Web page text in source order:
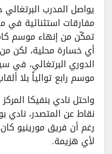
يواصل المدرب البرتغالي
مفارقات استثنائية في
تمكّن من إنهاء موسم
أي خسارة محلية، لكن
الدوري البرتغالي، في
موسم رابع توالياً بلا
واحتل نادي بنفيكا
نقاط عن المتصدر، نادي
رغم أن فريق مورينيو
لأي هزيمة.